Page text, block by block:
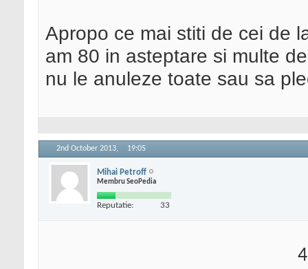
Apropo ce mai stiti de cei de
am 80 in asteptare si multe
nu le anuleze toate sau sa
2nd October 2013, 19:05
Mihai Petroff
Membru SeoPedia
Reputatie: 33